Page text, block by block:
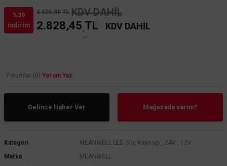
%39
indirim
4.636,80 TL KDV DAHİL
2.828,45 TL KDV DAHİL
Yorumlar (0) Yorum Yaz
Gelince Haber Ver Mağazada varmı?
Kategori MEANWELL LED Güç Kaynağı , 24V , 12V
Marka
MEANWELL